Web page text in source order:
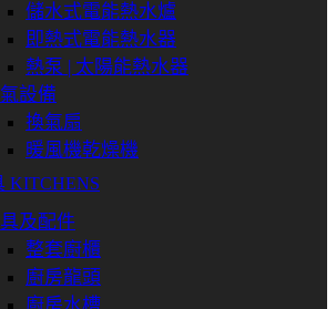
儲水式電能熱水爐
即熱式電能熱水器
熱泵 | 太陽能熱水器
設備
換氣扇
暖風機乾燥機
KITCHENS
及配件
整套廚櫃
廚房龍頭